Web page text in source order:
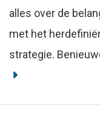
alles over de
met het
strategie.